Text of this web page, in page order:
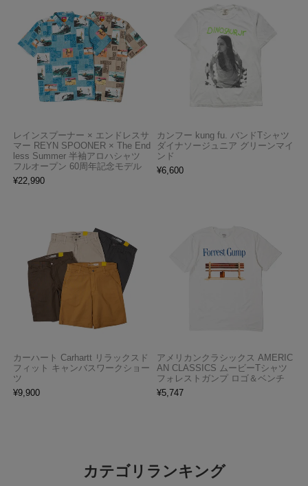
レインスプーナー × エンドレスサ
マー REYN SPOONER × The End
less Summer 半袖アロハシャツ
フルオープン 60周年記念モデル
¥22,990
カンフー kung fu. バンドTシャツ
ダイナソージュニア グリーンマイ
ンド
¥6,600
カーハート Carhartt リラックスド
フィット キャンバスワークショー
ツ
¥9,900
アメリカンクラシックス AMERIC
AN CLASSICS ムービーTシャツ
フォレストガンプ ロゴ＆ベンチ
¥5,747
カテゴリランキング